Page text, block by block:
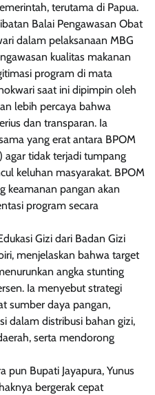
terutama di Papua.
Balai Pengawasan Obat
dalam pelaksanaan MBG
kualitas makanan
program di mata
saat ini dipimpin oleh
lebih percaya bahwa
dan transparan. Ia
yang erat antara BPOM
agar tidak terjadi tumpang
keluhan masyarakat. BPOM
keamanan pangan akan
program secara
Gizi dari Badan Gizi
menjelaskan bahwa target
angka stunting
Ia menyebut strategi
sumber daya pangan,
dalam distribusi bahan gizi,
serta mendorong
pun Bupati Jayapura, Yunus
bergerak cepat